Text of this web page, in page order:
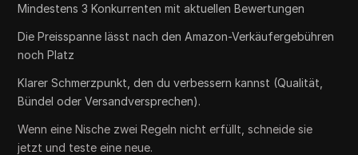
Mindestens 3 Konkurrenten mit aktuellen Bewertungen
Die Preisspanne lässt nach den Amazon-Verkäufergebühren
noch Platz
Klarer Schmerzpunkt, den du verbessern kannst (Qualität,
Bündel oder Versandversprechen).
Wenn eine Nische zwei Regeln nicht erfüllt, schneide sie
jetzt und teste eine neue.